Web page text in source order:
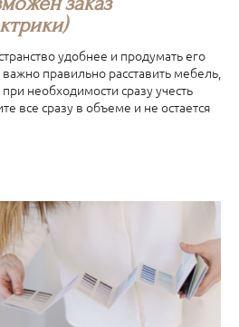
удобнее и продумать его
правильно расставить мебель,
необходимости сразу учесть
все сразу в объеме и не остается